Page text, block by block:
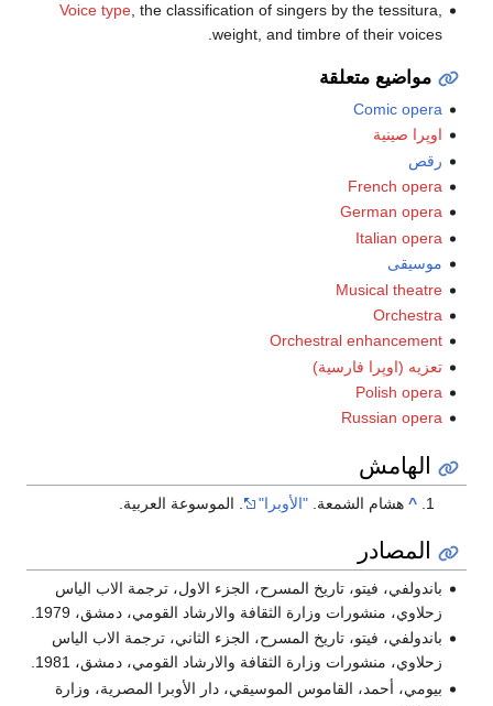
Voice type, the classification of singers by the tessitura,
weight, and timbre of their voices.
مواضيع متعلقة
Comic opera
اوپرا صينية
رقص
French opera
German opera
Italian opera
موسيقى
Musical theatre
Orchestra
Orchestral enhancement
تعزيه (اوپرا فارسية)
Polish opera
Russian opera
الهامش
^ هشام الشمعة. "الأوبرا" . الموسوعة العربية.
المصادر
باندولفي، فيتو، تاريخ المسرح، الجزء الاول، ترجمة الاب الياس
زحلاوي، منشورات وزارة الثقافة والارشاد القومي، دمشق، 1979.
باندولفي، فيتو، تاريخ المسرح، الجزء الثاني، ترجمة الاب الياس
زحلاوي، منشورات وزارة الثقافة والارشاد القومي، دمشق، 1981.
بيومي، أحمد، القاموس الموسيقي، دار الأوبرا المصرية، وزارة